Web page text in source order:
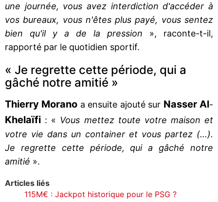
une journée, vous avez interdiction d'accéder à
vos bureaux, vous n'êtes plus payé, vous sentez
bien qu'il y a de la pression », raconte-t-il,
rapporté par le quotidien sportif.
« Je regrette cette période, qui a
gâché notre amitié »
Thierry Morano a ensuite ajouté sur Nasser Al-
Khelaïfi : « Vous mettez toute votre maison et
votre vie dans un container et vous partez (...).
Je regrette cette période, qui a gâché notre
amitié ».
Articles liés
115M€ : Jackpot historique pour le PSG ?